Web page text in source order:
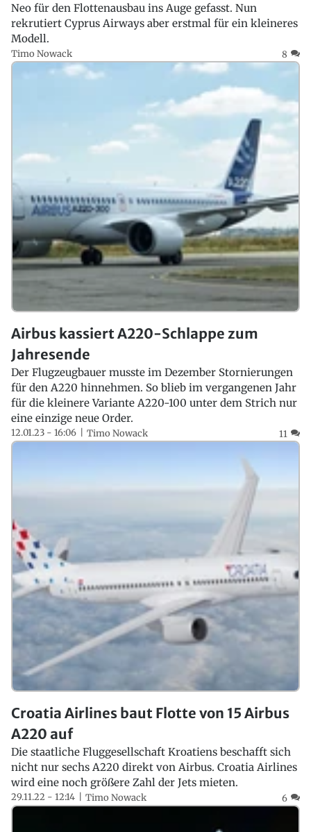
Neo für den Flottenausbau ins Auge gefasst. Nun
rekrutiert Cyprus Airways aber erstmal für ein kleineres
Modell.
Timo Nowack 8
Airbus kassiert A220-Schlappe zum
Jahresende
Der Flugzeugbauer musste im Dezember Stornierungen
für den A220 hinnehmen. So blieb im vergangenen Jahr
für die kleinere Variante A220-100 unter dem Strich nur
eine einzige neue Order.
12.01.23 - 16:06 Timo Nowack 11
Croatia Airlines baut Flotte von 15 Airbus
A220 auf
Die staatliche Fluggesellschaft Kroatiens beschafft sich
nicht nur sechs A220 direkt von Airbus. Croatia Airlines
wird eine noch größere Zahl der Jets mieten.
29.11.22 - 12:14 Timo Nowack 6